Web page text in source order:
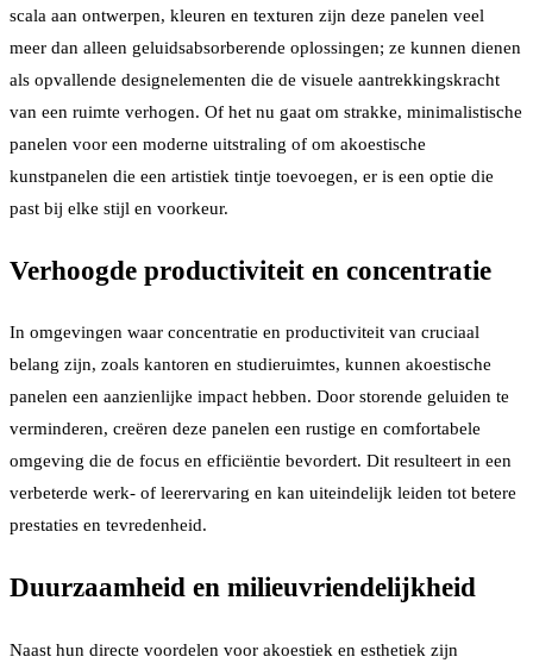
scala aan ontwerpen, kleuren en texturen zijn deze panelen veel
meer dan alleen geluidsabsorberende oplossingen; ze kunnen dienen
als opvallende designelementen die de visuele aantrekkingskracht
van een ruimte verhogen. Of het nu gaat om strakke, minimalistische
panelen voor een moderne uitstraling of om akoestische
kunstpanelen die een artistiek tintje toevoegen, er is een optie die
past bij elke stijl en voorkeur.
Verhoogde productiviteit en concentratie
In omgevingen waar concentratie en productiviteit van cruciaal
belang zijn, zoals kantoren en studieruimtes, kunnen akoestische
panelen een aanzienlijke impact hebben. Door storende geluiden te
verminderen, creëren deze panelen een rustige en comfortabele
omgeving die de focus en efficiëntie bevordert. Dit resulteert in een
verbeterde werk- of leerervaring en kan uiteindelijk leiden tot betere
prestaties en tevredenheid.
Duurzaamheid en milieuvriendelijkheid
Naast hun directe voordelen voor akoestiek en esthetiek zijn